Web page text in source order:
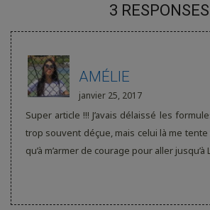
3 RESPONSES
AMÉLIE
janvier 25, 2017
Super article !!! J’avais délaissé les
trop souvent déçue, mais celui là me
qu’à m’armer de courage pour aller